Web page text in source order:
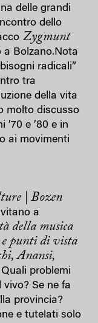
delle grandi
dello
Zygmunt
Bolzano.Nota
radicali”
tra
della vita
molto discusso
e ’80 e in
ai movimenti
| Bozen
a
della musica
punti di vista
Anansi,
Quali problemi
Se ne fa
provincia?
e tutelati solo